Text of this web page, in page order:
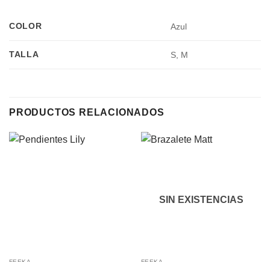
COLOR Azul
TALLA S, M
PRODUCTOS RELACIONADOS
SIN EXISTENCIAS